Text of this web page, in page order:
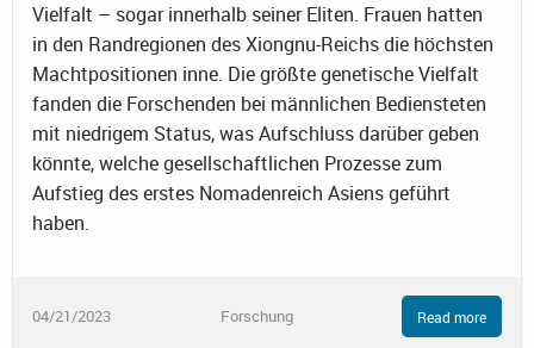
Vielfalt – sogar innerhalb seiner Eliten. Frauen hatten
in den Randregionen des Xiongnu-Reichs die höchsten
Machtpositionen inne. Die größte genetische Vielfalt
fanden die Forschenden bei männlichen Bediensteten
mit niedrigem Status, was Aufschluss darüber geben
könnte, welche gesellschaftlichen Prozesse zum
Aufstieg des erstes Nomadenreich Asiens geführt
haben.
04/21/2023 Forschung Read more